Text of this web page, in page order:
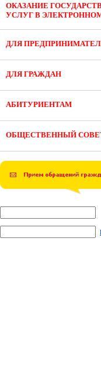
ОКАЗАНИЕ
УСЛУГ В
ДЛЯ
ДЛЯ ГРАЖДАН
АБИТУРИЕНТАМ
ОБЩЕСТВЕННЫЙ